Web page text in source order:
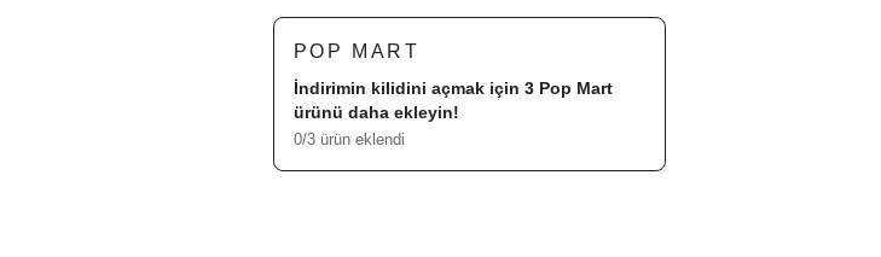
POP MART
İndirimin kilidini açmak için 3 Pop Mart
ürünü daha ekleyin!
0/3 ürün eklendi